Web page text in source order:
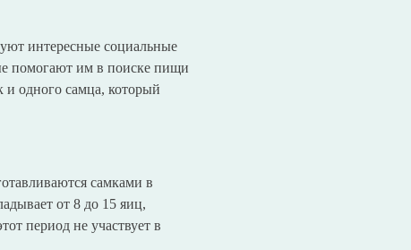
интересные социальные
помогают им в поиске пищи
и одного самца, который
самками в
от 8 до 15 яиц,
период не участвует в